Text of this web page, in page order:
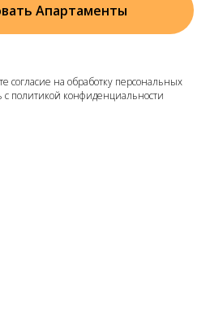
Апартаменты
согласие на обработку персональных
c политикой конфиденциальности